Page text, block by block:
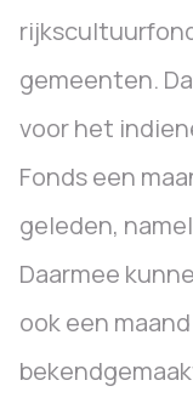
gemeenten.
voor het
Fonds een
geleden,
Daarmee
ook een